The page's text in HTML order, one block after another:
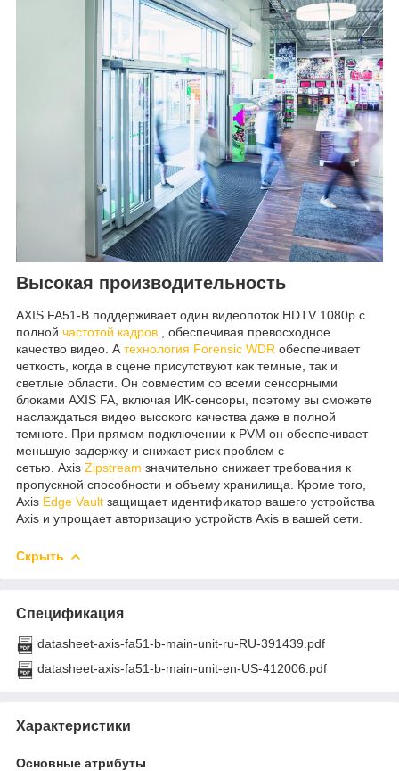
Высокая производительность
AXIS FA51-B поддерживает один видеопоток HDTV 1080p с
полной частотой кадров , обеспечивая превосходное
качество видео. А технология Forensic WDR обеспечивает
четкость, когда в сцене присутствуют как темные, так и
светлые области. Он совместим со всеми сенсорными
блоками AXIS FA, включая ИК-сенсоры, поэтому вы сможете
наслаждаться видео высокого качества даже в полной
темноте. При прямом подключении к PVM он обеспечивает
меньшую задержку и снижает риск проблем с
сетью. Axis Zipstream значительно снижает требования к
пропускной способности и объему хранилища. Кроме того,
Axis Edge Vault защищает идентификатор вашего устройства
Axis и упрощает авторизацию устройств Axis в вашей сети.
Скрыть
Спецификация
datasheet-axis-fa51-b-main-unit-ru-RU-391439.pdf
datasheet-axis-fa51-b-main-unit-en-US-412006.pdf
Характеристики
Основные атрибуты